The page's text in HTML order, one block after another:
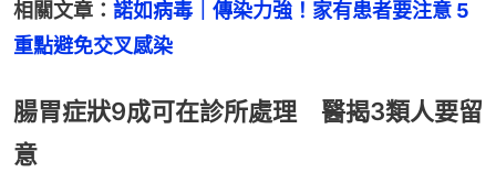
相關文章： 諾如病毒｜傳染力強！家有患者要注意 5
重點避免交叉感染
腸胃症狀9成可在診所處理 醫揭3類人要留
意